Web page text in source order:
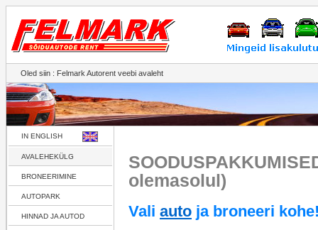
Oled siin : Felmark Autorent veebi avaleht
IN ENGLISH
AVALEHEKÜLG
BRONEERIMINE
AUTOPARK
HINNAD JA AUTOD
olemasolul)
Vali auto ja broneeri